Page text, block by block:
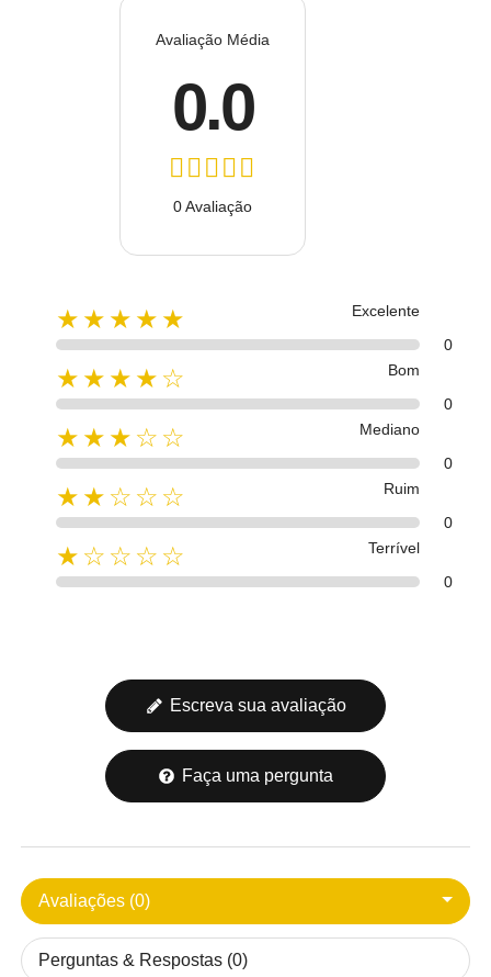
Avaliação Média
0.0
0 Avaliação
★★★★★
Excelente
0
★★★★☆
Bom
0
★★★☆☆
Mediano
0
★★☆☆☆
Ruim
0
★☆☆☆☆
Terrível
0
Escreva sua avaliação
Faça uma pergunta
Avaliações (0)
Perguntas & Respostas (0)